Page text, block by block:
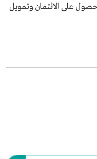
على الائتمان وتمويل